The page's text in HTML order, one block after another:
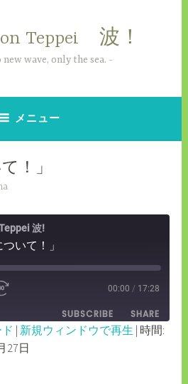
Teppei 波！
wave, only the sea.
メニュー
！」
波!
いて！」
FAST
FORWARD
30
00:00 / 17:28
SUBSCRIBE SHARE
| 新規ウィンドウで再生 | 時間:
27日